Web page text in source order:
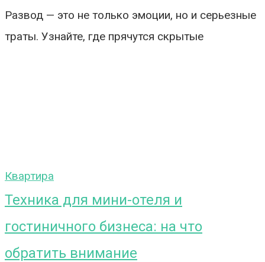
Развод — это не только эмоции, но и серьезные
траты. Узнайте, где прячутся скрытые
Квартира
Техника для мини-отеля и
гостиничного бизнеса: на что
обратить внимание